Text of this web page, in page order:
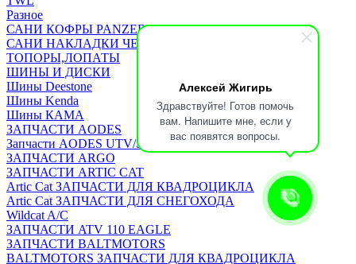
Алексей Жигирь
Здравствуйте! Готов помочь
вам. Напишите мне, если у
вас появятся вопросы.
Разное
САНИ КОФРЫ PANZERBOX
САНИ НАКЛАДКИ ЧЕХЛЫ Бьюско
ТОПОРЫ,ЛОПАТЫ
ШИНЫ И ДИСКИ
Шины Deestone
Шины Kenda
Шины КАМА
ЗАПЧАСТИ AODES
Запчасти AODES UTV/SSV
ЗАПЧАСТИ ARGO
ЗАПЧАСТИ ARTIC CAT
Artic Cat ЗАПЧАСТИ ДЛЯ КВАДРОЦИКЛА
Artic Cat ЗАПЧАСТИ ДЛЯ СНЕГОХОДА
Wildcat A/C
ЗАПЧАСТИ ATV 110 EAGLE
ЗАПЧАСТИ BALTMOTORS
BALTMOTORS ЗАПЧАСТИ ДЛЯ КВАДРОЦИКЛА